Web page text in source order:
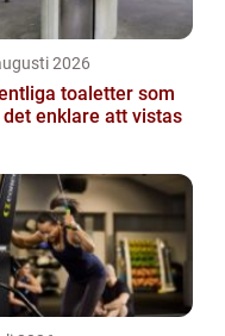
2026
toaletter som
enklare att vistas